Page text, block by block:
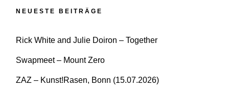
NEUESTE BEITRÄGE
Rick White and Julie Doiron – Together
Swapmeet – Mount Zero
ZAZ – Kunst!Rasen, Bonn (15.07.2026)